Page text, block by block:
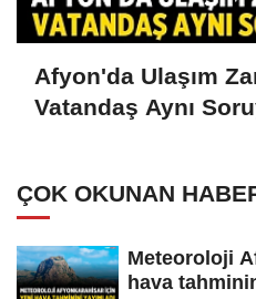
Afyon'da Ulaşım
Vatandaş Aynı
ÇOK OKUNAN
Meteoroloji
hava